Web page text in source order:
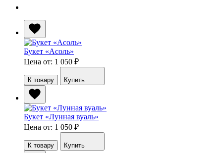
Букет «Асоль»
Цена от: 1 050 ₽
К товару Купить
Букет «Лунная вуаль»
Цена от: 1 050 ₽
К товару Купить